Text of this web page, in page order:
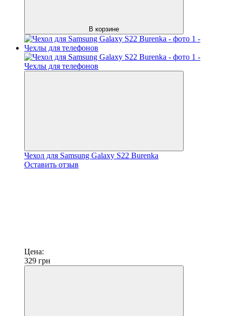
В корзине
Чехол для Samsung Galaxy S22 Burenka
Оставить отзыв
Цена:
329 грн